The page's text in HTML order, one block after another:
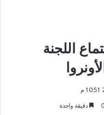
اللجنة
0 دقيقة واحدة